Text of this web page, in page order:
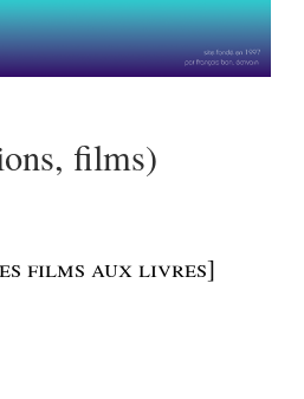
films)
films aux livres]